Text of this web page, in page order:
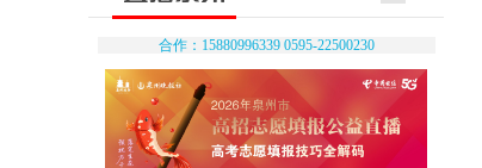
合作：15880996339 0595-22500230